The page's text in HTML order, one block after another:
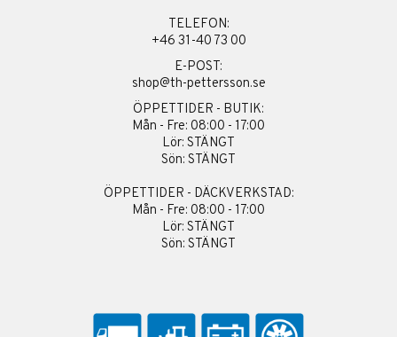
TELEFON:
+46 31-40 73 00
E-POST:
shop@th-pettersson.se
ÖPPETTIDER - BUTIK:
Mån - Fre: 08:00 - 17:00
Lör: STÄNGT
Sön: STÄNGT
ÖPPETTIDER - DÄCKVERKSTAD:
Mån - Fre: 08:00 - 17:00
Lör: STÄNGT
Sön: STÄNGT